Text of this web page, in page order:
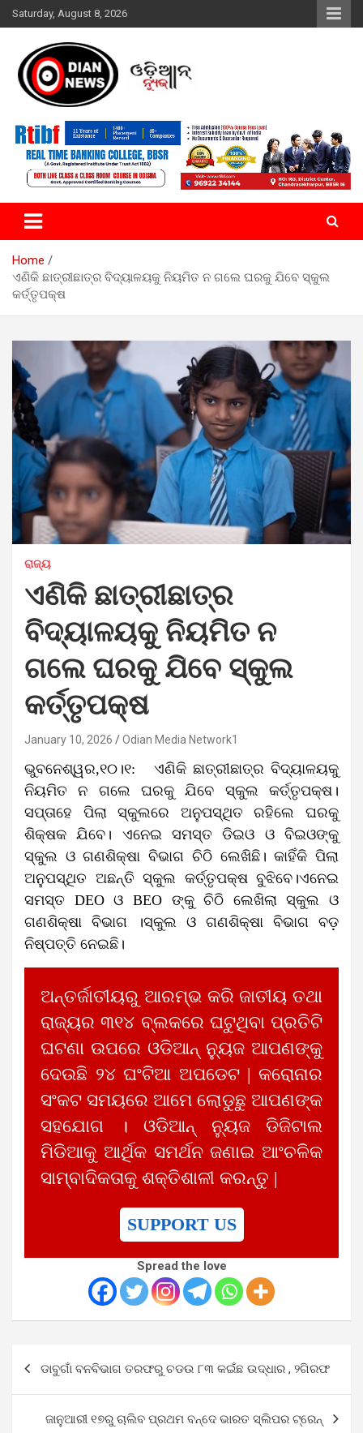
Skip
to
Saturday, August 8, 2026
ଓଡିଆନ୍ ନ୍ୟୁଜ
Home
ଏଣିକି ଛାତ୍ରୀଛାତ୍ର ବିଦ୍ୟାଳୟକୁ ନିୟମିତ ନ ଗଲେ ଘରକୁ ଯିବେ ସ୍କୁଲ
କର୍ତ୍ତୃପକ୍ଷ
ରାଜ୍ୟ
ଏଣିକି ଛାତ୍ରୀଛାତ୍ର
ବିଦ୍ୟାଳୟକୁ ନିୟମିତ ନ
ଗଲେ ଘରକୁ ଯିବେ ସ୍କୁଲ
କର୍ତ୍ତୃପକ୍ଷ
January 10, 2026 Odian Media Network1
ଭୁବନେଶ୍ୱର,୧୦।୧: ଏଣିକି ଛାତ୍ରୀଛାତ୍ର ବିଦ୍ୟାଳୟକୁ
ନିୟମିତ ନ ଗଲେ ଘରକୁ ଯିବେ ସ୍କୁଲ କର୍ତ୍ତୃପକ୍ଷ।
ସପ୍ତାହେ ପିଲା ସ୍କୁଲରେ ଅନୁପସ୍ଥିତ ରହିଲେ ଘରକୁ
ଶିକ୍ଷକ ଯିବେ। ଏନେଇ ସମସ୍ତ ଡିଇଓ ଓ ବିଇଓଙ୍କୁ
ସ୍କୁଲ ଓ ଗଣଶିକ୍ଷା ବିଭାଗ ଚିଠି ଲେଖିଛି। କାହିଁକି ପିଲା
ଅନୁପସ୍ଥିତ ଅଛନ୍ତି ସ୍କୁଲ କର୍ତ୍ତୃପକ୍ଷ ବୁଝିବେ।ଏନେଇ
ସମସ୍ତ DEO ଓ BEO ଙ୍କୁ ଚିଠି ଲେଖିଲା ସ୍କୁଲ ଓ
ଗଣଶିକ୍ଷା ବିଭାଗ ।ସ୍କୁଲ ଓ ଗଣଶିକ୍ଷା ବିଭାଗ ବଡ଼
ନିଷ୍ପତ୍ତି ନେଇଛି।
ଅନ୍ତର୍ଜାତୀୟରୁ ଆରମ୍ଭ କରି ଜାତୀୟ ତଥା
ରାଜ୍ୟର ୩୧୪ ବ୍ଲକରେ ଘଟୁଥିବା ପ୍ରତିଟି
ଘଟଣା ଉପରେ ଓଡିଆନ୍ ନ୍ୟୁଜ ଆପଣଙ୍କୁ
ଦେଉଛି ୨୪ ଘଂଟିଆ ଅପଡେଟ | କରୋନାର
ସଂକଟ ସମୟରେ ଆମେ ଲୋଡୁଛୁ ଆପଣଙ୍କ
ସହଯୋଗ । ଓଡିଆନ୍ ନ୍ୟୁଜ ଡିଜିଟାଲ
ମିଡିଆକୁ ଆର୍ଥିକ ସମର୍ଥନ ଜଣାଇ ଆଂଚଳିକ
ସାମ୍ବାଦିକତାକୁ ଶକ୍ତିଶାଳୀ କରନ୍ତୁ |
SUPPORT US
Spread the love
navigation
ଡାବୁଗାଁ ବନବିଭାଗ ତରଫରୁ ଚଡଉ ୮୩ କଇଁଛ ଉଦ୍ଧାର , ୨ଗିରଫ
ଜାନୁଆରୀ ୧୭ରୁ ଚାଲିବ ପ୍ରଥମ ବନ୍ଦେ ଭାରତ ସ୍ଲିପର ଟ୍ରେନ୍‌